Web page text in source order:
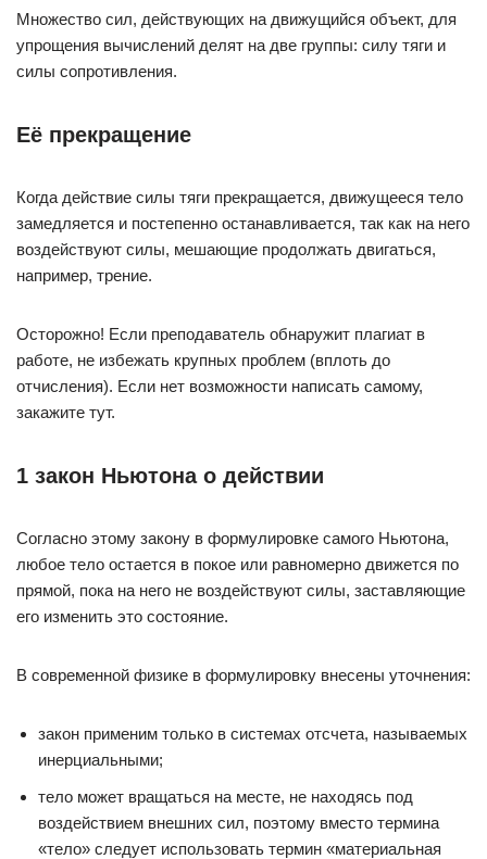
Множество сил, действующих на движущийся объект, для
упрощения вычислений делят на две группы: силу тяги и
силы сопротивления.
Её прекращение
Когда действие силы тяги прекращается, движущееся тело
замедляется и постепенно останавливается, так как на него
воздействуют силы, мешающие продолжать двигаться,
например, трение.
Осторожно! Если преподаватель обнаружит плагиат в
работе, не избежать крупных проблем (вплоть до
отчисления). Если нет возможности написать самому,
закажите тут.
1 закон Ньютона о действии
Согласно этому закону в формулировке самого Ньютона,
любое тело остается в покое или равномерно движется по
прямой, пока на него не воздействуют силы, заставляющие
его изменить это состояние.
В современной физике в формулировку внесены уточнения:
закон применим только в системах отсчета, называемых
инерциальными;
тело может вращаться на месте, не находясь под
воздействием внешних сил, поэтому вместо термина
«тело» следует использовать термин «материальная